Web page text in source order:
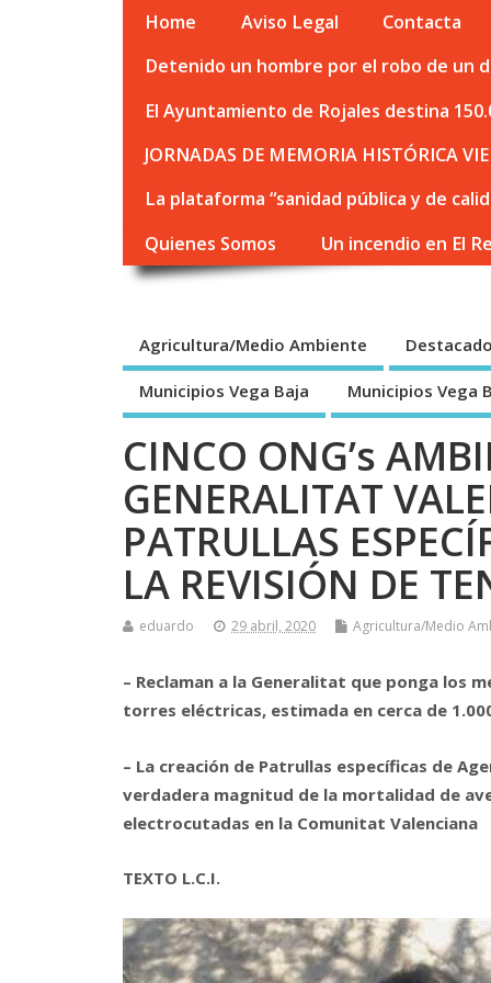
Home Aviso Legal
Contacta
Detenido un hombre por el robo de un
El Ayuntamiento de Rojales destina
JORNADAS DE MEMORIA HISTÓRICA
La plataforma “sanidad pública y de
Quienes Somos
Un incendio en El
Agricultura/Medio Ambiente
Municipios Vega Baja Municipios Vega
CINCO ONG’s
GENERALITAT
PATRULLAS
LA REVISIÓN DE
eduardo 29 abril, 2020 Agricultura/Medio
– Reclaman a la Generalitat que ponga los
torres eléctricas, estimada en cerca de
– La creación de Patrullas específicas de
verdadera magnitud de la mortalidad de
electrocutadas en la Comunitat Valenciana
TEXTO L.C.I.